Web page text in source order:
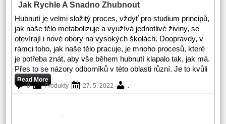
Jak Rychle A Snadno Zhubnout
Hubnutí je velmi složitý proces, vždyť pro studium principů,
jak naše tělo metabolizuje a využívá jednotlivé živiny, se
otevírají i nové obory na vysokých školách. Doopravdy, v
rámci toho, jak naše tělo pracuje, je mnoho procesů, které
je potřeba znát, aby vše během hubnutí klapalo tak, jak má.
Přes to se názory odborníků v této oblasti různí. Je to kvůli
Read More
0
Produkty 27. 5. 2022 .